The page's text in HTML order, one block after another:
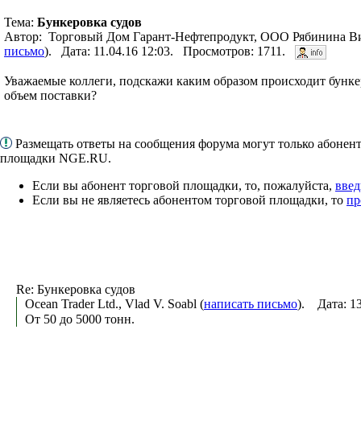
Тема: Бункеровка судов
Автор: Торговый Дом Гарант-Нефтепродукт, ООО Рябинина
письмо). Дата: 11.04.16 12:03. Просмотров: 1711.
Уважаемые коллеги, подскажи каким образом происходит
объем поставки?
Размещать ответы на сообщения форума могут только
площадки NGE.RU.
Если вы абонент торговой площадки, то, пожалуйста,
Если вы не являетесь абонентом торговой площадки, то
Re: Бункеровка судов
Ocean Trader Ltd., Vlad V. Soabl (написать письмо). Дата:
От 50 до 5000 тонн.